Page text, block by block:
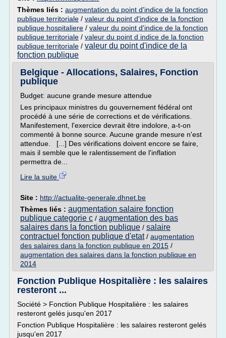
Thèmes liés : augmentation du point d'indice de la fonction
publique territoriale / valeur du point d'indice de la fonction
publique hospitaliere / valeur du point d'indice de la fonction
publique territoriale / valeur du point d indice de la fonction
publique territoriale / valeur du point d'indice de la
fonction publique
Belgique - Allocations, Salaires, Fonction
publique
Budget: aucune grande mesure attendue
Les principaux ministres du gouvernement fédéral ont
procédé à une série de corrections et de vérifications.
Manifestement, l'exercice devrait être indolore, a-t-on
commenté à bonne source. Aucune grande mesure n'est
attendue. [...] Des vérifications doivent encore se faire,
mais il semble que le ralentissement de l'inflation
permettra de...
Lire la suite
Site : http://actualite-generale.dhnet.be
Thèmes liés : augmentation salaire fonction
publique categorie c / augmentation des bas
salaires dans la fonction publique / salaire
contractuel fonction publique d'etat/ augmentation
des salaires dans la fonction publique en 2015 /
augmentation des salaires dans la fonction publique en
2014
Fonction Publique Hospitalière : les salaires
resteront ...
Société > Fonction Publique Hospitalière : les salaires
resteront gelés jusqu'en 2017
Fonction Publique Hospitalière : les salaires resteront gelés
jusqu'en 2017